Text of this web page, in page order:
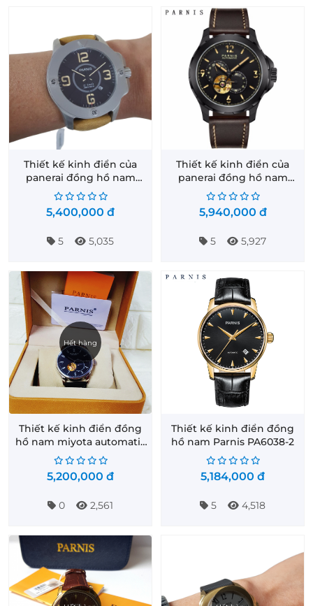
Thiết kế kinh điển của
panerai đồng hồ nam
Parnis PA6035-3
5,400,000 đ
5 5,035
Thiết kế kinh điển của
panerai đồng hồ nam
Parnis PA6078-2
5,940,000 đ
5 5,927
Hết hàng
Thiết kế kinh điển đồng
hồ nam miyota automatic
size 40mm
5,200,000 đ
0 2,561
Thiết kế kinh điển đồng
hồ nam Parnis PA6038-2
5,184,000 đ
5 4,518